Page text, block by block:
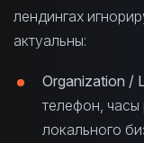
лендингах
актуальны:
Organization /
телефон, часы
локального